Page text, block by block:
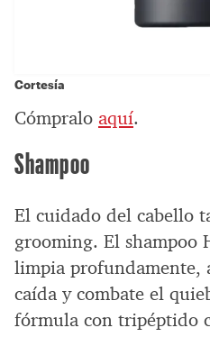
Cortesía
Cómpralo aquí.
Shampoo
El cuidado del cabello
grooming. El shampoo
limpia profundamente,
caída y combate el
fórmula con tripéptido